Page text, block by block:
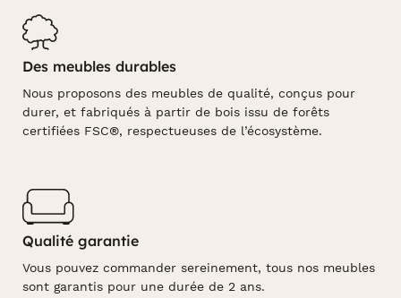
Des meubles durables
Nous proposons des meubles de qualité, conçus pour
durer, et fabriqués à partir de bois issu de forêts
certifiées FSC®, respectueuses de l’écosystème.
Qualité garantie
Vous pouvez commander sereinement, tous nos meubles
sont garantis pour une durée de 2 ans.